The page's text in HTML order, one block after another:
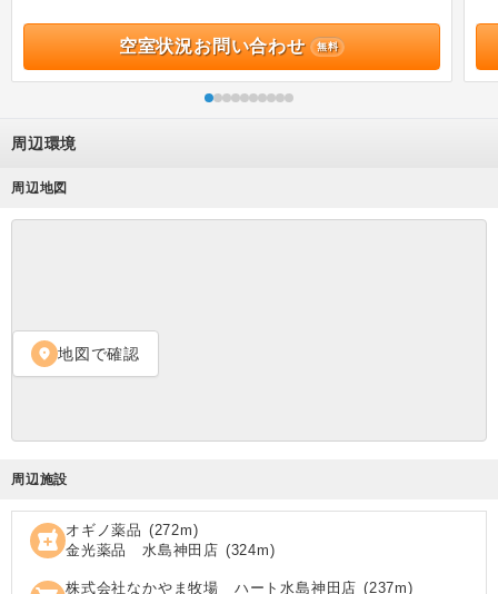
空室状況お問い合わせ 無料
周辺環境
周辺地図
location_on 地図で確認
周辺施設
local_pharmacy オギノ薬品 (272m)
金光薬品 水島神田店 (324m)
株式会社なかやま牧場 ハート水島神田店 (237m)